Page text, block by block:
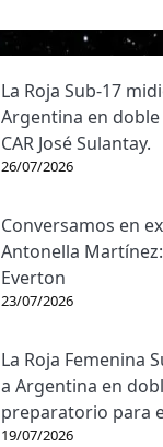
La Roja Sub-17
Argentina en
CAR José Sulantay.
26/07/2026
Conversamos en
Antonella
Everton
23/07/2026
La Roja Femenina
a Argentina en
preparatorio para
19/07/2026